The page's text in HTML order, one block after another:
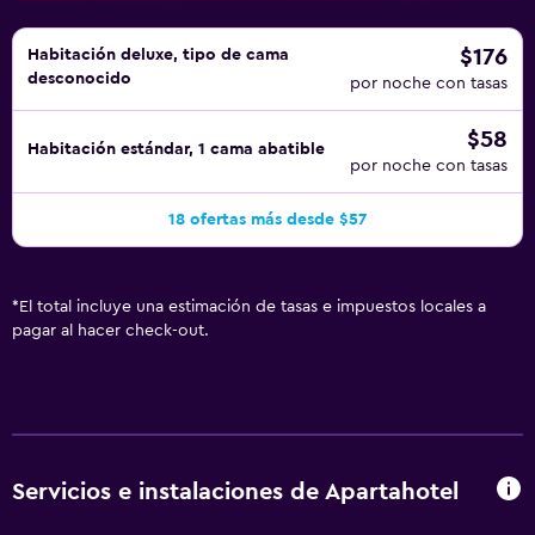
Habitación deluxe, tipo de cama
desconocido
$176
por noche con tasas
Habitación estándar, 1 cama abatible $58
por noche con tasas
18 ofertas más desde $57
* El total incluye una estimación de tasas e impuestos locales a
pagar al hacer check-out.
Servicios e instalaciones de Apartahotel